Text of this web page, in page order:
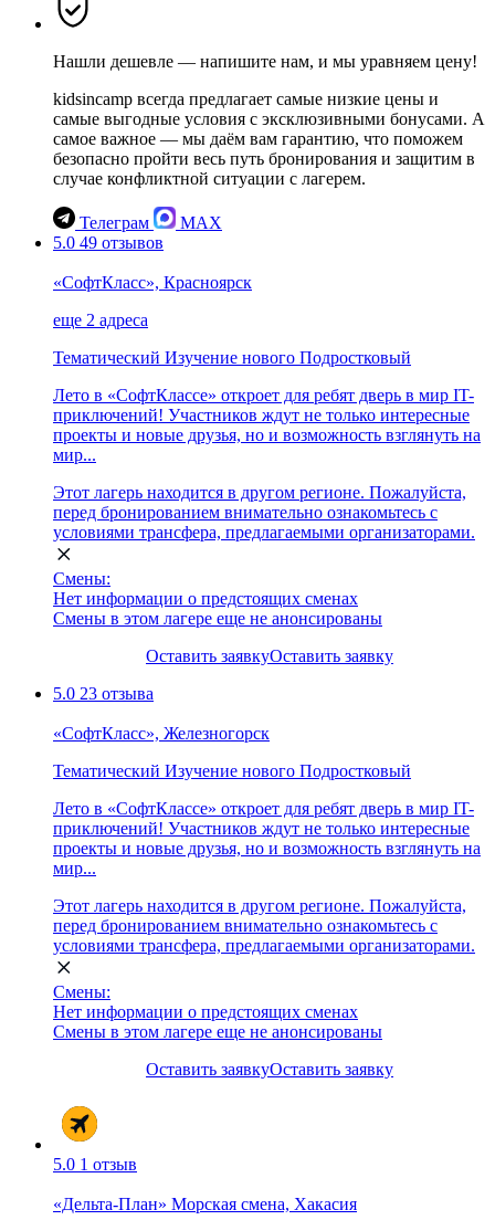
Нашли дешевле — напишите нам, и мы уравняем цену!
kidsincamp всегда предлагает самые низкие цены и
самые выгодные условия с эксклюзивными бонусами. А
самое важное — мы даём вам гарантию, что поможем
безопасно пройти весь путь бронирования и защитим в
случае конфликтной ситуации с лагерем.
Телеграм
MAX
5.0 49 отзывов
«СофтКласс», Красноярск
еще 2 адреса
Тематический Изучение нового Подростковый
Лето в «СофтКлассе» откроет для ребят дверь в мир IT-
приключений! Участников ждут не только интересные
проекты и новые друзья, но и возможность взглянуть на
мир...
Этот лагерь находится в другом регионе. Пожалуйста,
перед бронированием внимательно ознакомьтесь с
условиями трансфера, предлагаемыми организаторами.
Смены:
Нет информации о предстоящих сменах
Смены в этом лагере еще не анонсированы
Оставить заявкуОставить заявку
5.0 23 отзыва
«СофтКласс», Железногорск
Тематический Изучение нового Подростковый
Лето в «СофтКлассе» откроет для ребят дверь в мир IT-
приключений! Участников ждут не только интересные
проекты и новые друзья, но и возможность взглянуть на
мир...
Этот лагерь находится в другом регионе. Пожалуйста,
перед бронированием внимательно ознакомьтесь с
условиями трансфера, предлагаемыми организаторами.
Смены:
Нет информации о предстоящих сменах
Смены в этом лагере еще не анонсированы
Оставить заявкуОставить заявку
5.0 1 отзыв
«Дельта-План» Морская смена, Хакасия